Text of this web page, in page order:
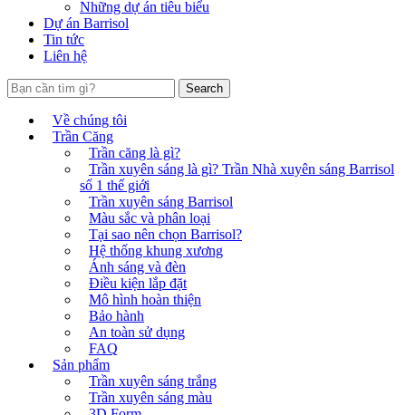
Những dự án tiêu biểu
Dự án Barrisol
Tin tức
Liên hệ
Search
Về chúng tôi
Trần Căng
Trần căng là gì?
Trần xuyên sáng là gì? Trần Nhà xuyên sáng Barrisol
số 1 thế giới
Trần xuyên sáng Barrisol
Màu sắc và phân loại
Tại sao nên chọn Barrisol?
Hệ thống khung xương
Ánh sáng và đèn
Điều kiện lắp đặt
Mô hình hoàn thiện
Bảo hành
An toàn sử dụng
FAQ
Sản phẩm
Trần xuyên sáng trắng
Trần xuyên sáng màu